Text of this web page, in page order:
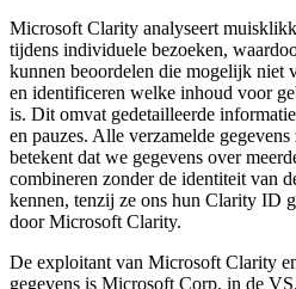
Microsoft Clarity analyseert
tijdens individuele bezoeken,
kunnen beoordelen die mogelijk niet
en identificeren welke inhoud voor
is. Dit omvat gedetailleerde
en pauzes. Alle verzamelde
betekent dat we gegevens over
combineren zonder de identiteit van
kennen, tenzij ze ons hun Clarity ID
door Microsoft Clarity.
De exploitant van Microsoft Clarity
gegevens is Microsoft Corp. in de